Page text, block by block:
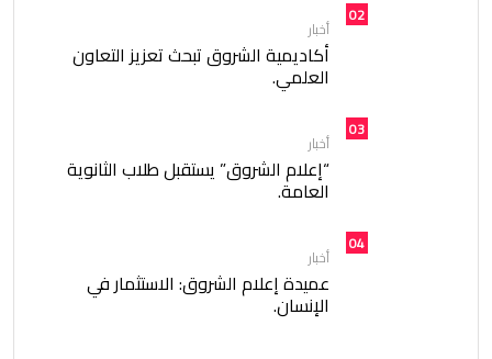
02
أخبار
أكاديمية الشروق تبحث تعزيز التعاون
العلمي.
03
أخبار
“إعلام الشروق” يستقبل طلاب الثانوية
العامة.
04
أخبار
عميدة إعلام الشروق: الاستثمار في
الإنسان.